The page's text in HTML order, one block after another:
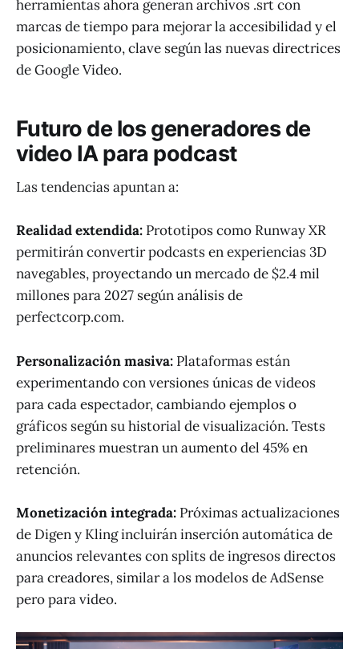
herramientas ahora generan archivos .srt con
marcas de tiempo para mejorar la accesibilidad y el
posicionamiento, clave según las nuevas directrices
de Google Video.
Futuro de los generadores de
video IA para podcast
Las tendencias apuntan a:
Realidad extendida: Prototipos como Runway XR
permitirán convertir podcasts en experiencias 3D
navegables, proyectando un mercado de $2.4 mil
millones para 2027 según análisis de
perfectcorp.com.
Personalización masiva: Plataformas están
experimentando con versiones únicas de videos
para cada espectador, cambiando ejemplos o
gráficos según su historial de visualización. Tests
preliminares muestran un aumento del 45% en
retención.
Monetización integrada: Próximas actualizaciones
de Digen y Kling incluirán inserción automática de
anuncios relevantes con splits de ingresos directos
para creadores, similar a los modelos de AdSense
pero para video.